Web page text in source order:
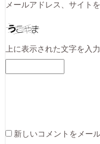
メールアドレス、サイト
上に表示された文字を入
新しいコメントをメー